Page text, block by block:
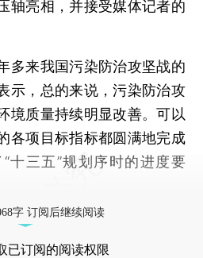
轴亮相，并接受媒体记者的
来我国污染防治攻坚战的
示，总的来说，污染防治攻
境质量持续明显改善。可以
各项目标指标都圆满地完成
十三五”规划序时的进度要
字 订阅后继续阅读
已订阅的阅读权限